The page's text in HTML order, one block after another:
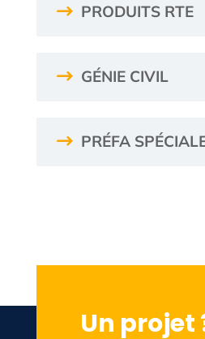
PRODUITS RTE
GÉNIE CIVIL
PRÉFA
Un projet